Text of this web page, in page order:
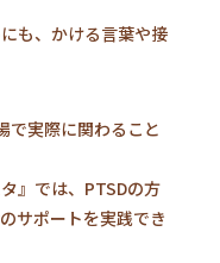
も、かける言葉や接
で実際に関わること
』では、PTSDの方
サポートを実践でき